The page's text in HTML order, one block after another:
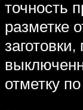
точность
разметке
отметку